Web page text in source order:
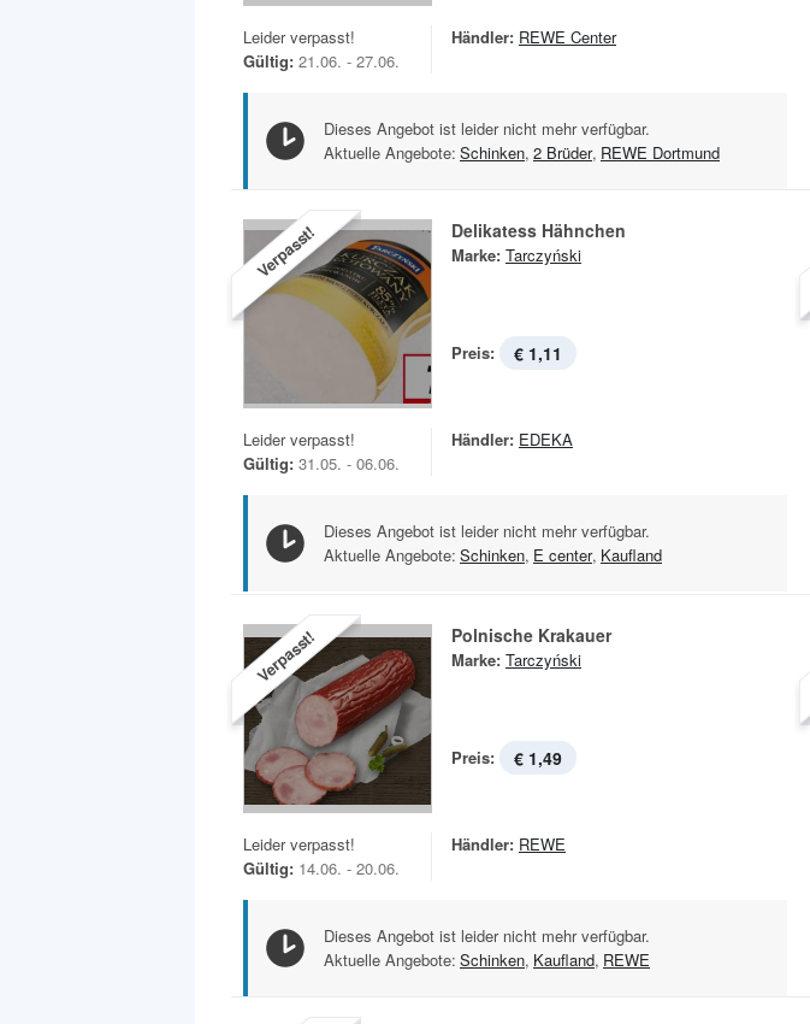
Leider verpasst!
Gültig: 21.06. - 27.06.
Händler: REWE Center
Dieses Angebot ist leider nicht mehr verfügbar.
Aktuelle Angebote: Schinken, 2 Brüder, REWE Dortmund
Verpasst! Delikatess Hähnchen
Marke: Tarczyński
Preis: € 1,11
Leider verpasst!
Gültig: 31.05. - 06.06.
Händler: EDEKA
Dieses Angebot ist leider nicht mehr verfügbar.
Aktuelle Angebote: Schinken, E center, Kaufland
Verpasst! Polnische Krakauer
Marke: Tarczyński
Preis: € 1,49
Leider verpasst!
Gültig: 14.06. - 20.06.
Händler: REWE
Dieses Angebot ist leider nicht mehr verfügbar.
Aktuelle Angebote: Schinken, Kaufland, REWE